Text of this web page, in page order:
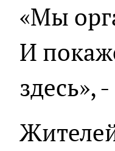
«Мы
И
здесь»,